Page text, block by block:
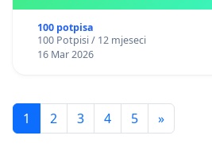
100 potpisa
100 Potpisi / 12 mjeseci
16 Mar 2026
1 2 3 4 5 »